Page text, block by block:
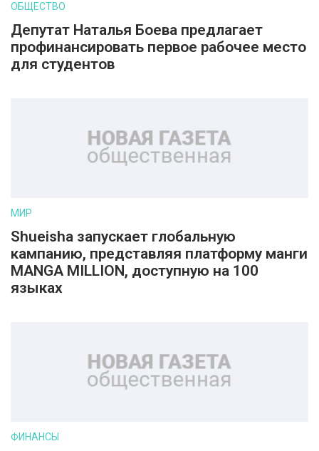
ОБЩЕСТВО
Депутат Наталья Боева предлагает
профинансировать первое рабочее место
для студентов
МИР
Shueisha запускает глобальную
кампанию, представляя платформу манги
MANGA MILLION, доступную на 100
языках
ФИНАНСЫ